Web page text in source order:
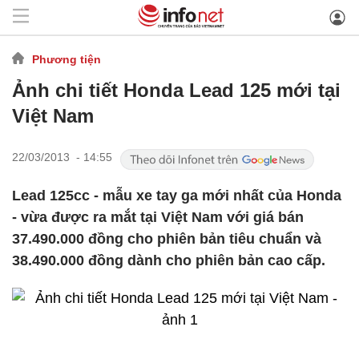
Phương tiện
Ảnh chi tiết Honda Lead 125 mới tại
Việt Nam
22/03/2013 - 14:55
Lead 125cc - mẫu xe tay ga mới nhất của Honda
- vừa được ra mắt tại Việt Nam với giá bán
37.490.000 đồng cho phiên bản tiêu chuẩn và
38.490.000 đồng dành cho phiên bản cao cấp.